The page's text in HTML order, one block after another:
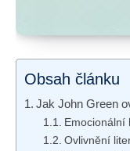
Obsah článku
Jak John Green
Emocionální
Ovlivnění